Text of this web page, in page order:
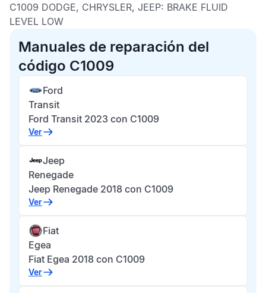
C1009 DODGE, CHRYSLER, JEEP: BRAKE FLUID
LEVEL LOW
Manuales de reparación del
código C1009
Ford
Transit
Ford Transit 2023 con C1009
Ver
Jeep
Renegade
Jeep Renegade 2018 con C1009
Ver
Fiat
Egea
Fiat Egea 2018 con C1009
Ver